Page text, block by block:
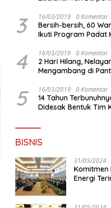
3 16/03/2019 0 Komentar
Bersih-bersih, 60
Ikuti Program Padat
4 16/03/2019 0 Komentar
2 Hari Hilang,
Mengambang di
5 16/03/2019 0 Komentar
14 Tahun
Didesak Bentuk Tim
BISNIS
31/05/2024
Komitmen
Energi